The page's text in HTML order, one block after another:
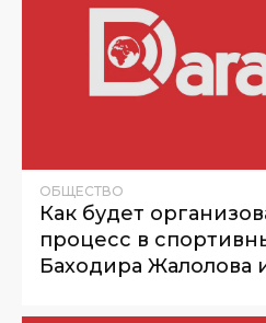
ОБЩЕСТВО
Как будет
процесс в
Баходира Жалолова